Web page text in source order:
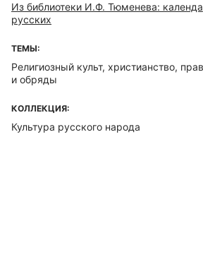
Из библиотеки И.Ф. Тюменева:
русских
ТЕМЫ:
Религиозный культ, христианство,
и обряды
КОЛЛЕКЦИЯ:
Культура русского народа